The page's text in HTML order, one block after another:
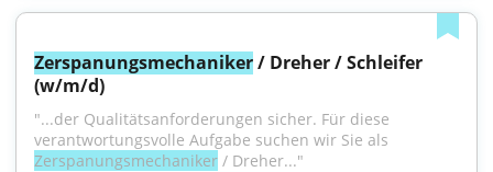
Zerspanungsmechaniker / Dreher / Schleifer
(w/m/d)
"...der Qualitätsanforderungen sicher. Für diese
Zerspanungsmechaniker / Dreher..."